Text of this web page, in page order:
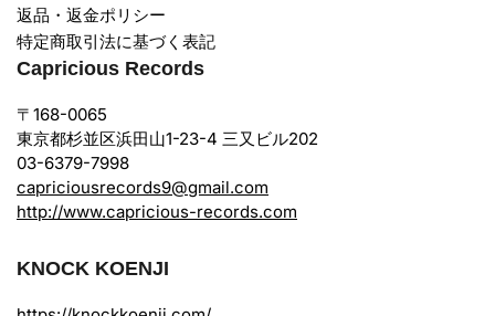
返品・返金ポリシー
特定商取引法に基づく表記
Capricious Records
〒168-0065
東京都杉並区浜田山1-23-4 三又ビル202
03-6379-7998
capriciousrecords9@gmail.com
http://www.capricious-records.com
KNOCK KOENJI